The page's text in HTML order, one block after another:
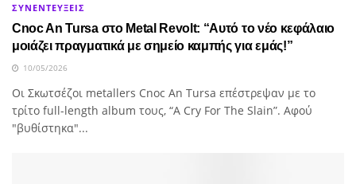
ΣΥΝΕΝΤΕΥΞΕΙΣ
Cnoc An Tursa στο Metal Revolt: “Αυτό το νέο κεφάλαιο
μοιάζει πραγματικά με σημείο καμπής για εμάς!”
10/05/2026
Οι Σκωτσέζοι metallers Cnoc An Tursa επέστρεψαν με το
τρίτο full-length album τους, “A Cry For The Slain”. Αφού
"βυθίστηκα"...